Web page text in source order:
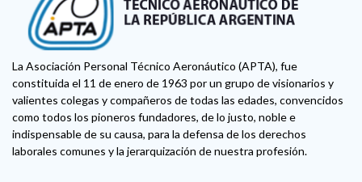
La Asociación Personal Técnico Aeronáutico (APTA), fue
constituida el 11 de enero de 1963 por un grupo de visionarios y
valientes colegas y compañeros de todas las edades, convencidos
como todos los pioneros fundadores, de lo justo, noble e
indispensable de su causa, para la defensa de los derechos
laborales comunes y la jerarquización de nuestra profesión.